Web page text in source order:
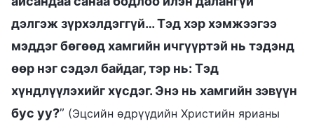
дэлгэж зүрхэлдэггүй… Тэд хэр хэмжээгээ
мэддэг бөгөөд хамгийн ичгүүртэй нь тэдэнд
өөр нэг сэдэл байдаг, тэр нь: Тэд
хүндлүүлэхийг хүсдэг. Энэ нь хамгийн зэвүүн
бус уу?” (Эцсийн өдрүүдийн Христийн ярианы